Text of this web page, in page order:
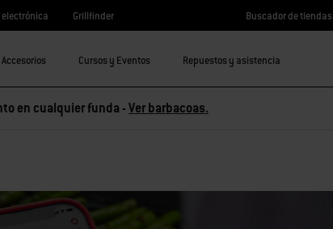
electrónica Grillfinder Buscador de tiendas
Accesorios Cursos y Eventos Repuestos y asistencia
en cualquier funda -Ver barbacoas.